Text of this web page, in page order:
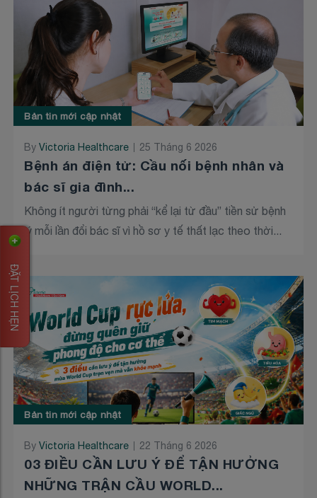
Bản tin mới cập nhật
ByVictoria Healthcare 25 Tháng 6 2026
Bệnh án điện tử: Cầu nối bệnh nhân và
bác sĩ gia đình...
Không ít người từng phải “kể lại từ đầu” tiền sử bệnh
lý mỗi lần đổi bác sĩ vì hồ sơ y tế thất lạc theo thời...
Bản tin mới cập nhật
ByVictoria Healthcare 22 Tháng 6 2026
03 ĐIỀU CẦN LƯU Ý ĐỂ TẬN HƯỞNG
NHỮNG TRẬN CẦU WORLD...
ĐẶT LỊCH HẸN